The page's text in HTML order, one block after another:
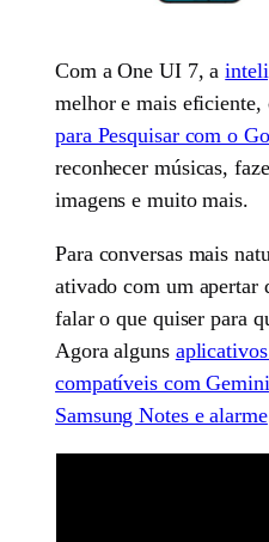
Com a One UI 7, a
melhor e mais
para Pesquisar com o
reconhecer músicas,
imagens e muito mais.
Para conversas mais
ativado com um apertar
falar o que quiser para
Agora alguns
compatíveis com
Samsung Notes e alarme